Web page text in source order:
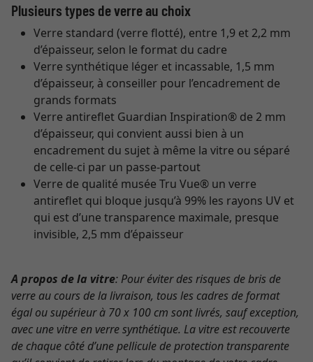
Plusieurs types de verre au choix
Verre standard (verre flotté), entre 1,9 et 2,2 mm
d’épaisseur, selon le format du cadre
Verre synthétique léger et incassable, 1,5 mm
d’épaisseur, à conseiller pour l’encadrement de
grands formats
Verre antireflet Guardian Inspiration® de 2 mm
d’épaisseur, qui convient aussi bien à un
encadrement du sujet à même la vitre ou séparé
de celle-ci par un passe-partout
Verre de qualité musée Tru Vue® un verre
antireflet qui bloque jusqu’à 99% les rayons UV et
qui est d’une transparence maximale, presque
invisible, 2,5 mm d’épaisseur
A propos de la vitre: Pour éviter des risques de bris de
verre au cours de la livraison, tous les cadres de format
égal ou supérieur à 70 x 100 cm sont livrés, sauf exception,
avec une vitre en verre synthétique. La vitre est recouverte
de chaque côté d’une pellicule de protection transparente